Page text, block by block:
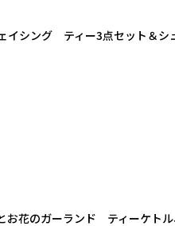
イシング ティー3点セット＆シ
花のガーランド ティーケトル